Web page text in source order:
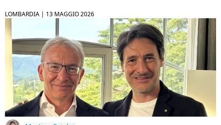
LOMBARDIA | 13 MAGGIO 2026